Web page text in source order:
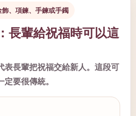
、項鍊、手鍊或手鐲
長輩給祝福時可以這
表長輩把祝福交給新人。這段可
要很傳統。